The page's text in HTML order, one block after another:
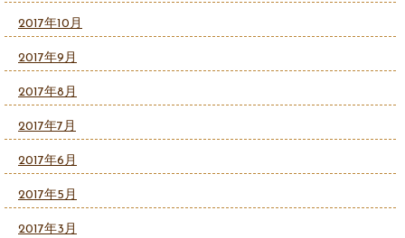
2017年10月
2017年9月
2017年8月
2017年7月
2017年6月
2017年5月
2017年3月